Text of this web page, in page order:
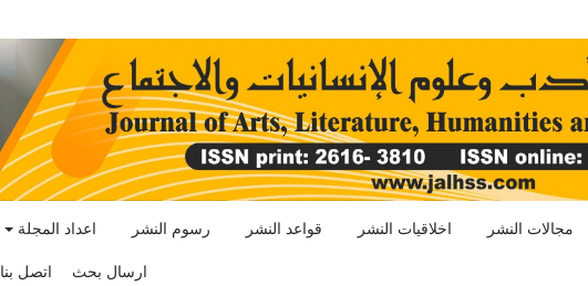
مجالات النشر اخلاقيات النشر قواعد النشر رسوم النشر اعداد المجلة
ارسال بحث اتصل بنا